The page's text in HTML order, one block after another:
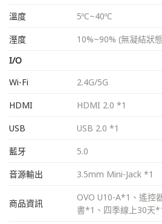
溫度
5ºC~40ºC
溼度
10%~90% (無凝結狀
I/O
Wi-Fi
2.4G/5G
HDMI
HDMI 2.0 *1
USB
USB 2.0 *1
藍牙
5.0
音源輸出
3.5mm Mini-Jack *1
商品資訊
OVO U10-A*1、遙控
書*1、四季線上30天